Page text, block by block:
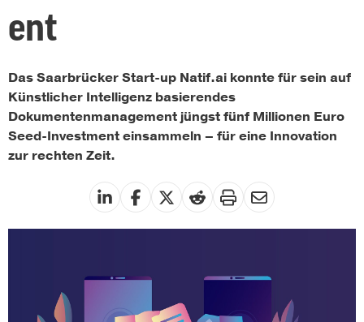
ent
Das Saarbrücker Start-up Natif.ai konnte für sein auf
Künstlicher Intelligenz basierendes
Dokumentenmanagement jüngst fünf Millionen Euro
Seed-Investment einsammeln – für eine Innovation
zur rechten Zeit.